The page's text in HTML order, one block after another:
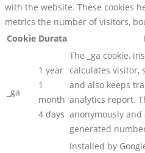
with the website. These cookies
metrics the number of visitors,
Cookie Durata
_ga
1 year
1
month
4 days
The _ga cookie,
calculates visitor,
and also keeps
analytics report.
anonymously
generated
Installed by